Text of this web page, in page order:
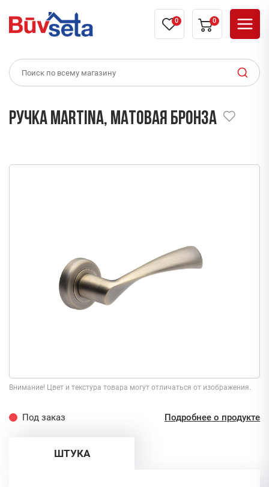
0 0
Ручка MARTINA, матовая бронза
Внимание! Цвет и текстура товара могут отличаться от изображения.
Под заказ Подробнее о продукте
ШТУКА